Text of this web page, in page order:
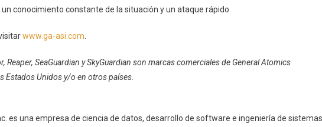
conocimiento constante de la situación y un ataque rápido.
www.ga-asi.com
Reaper, SeaGuardian y SkyGuardian son marcas comerciales de General Atomics
Estados Unidos y/o en otros países.
es una empresa de ciencia de datos, desarrollo de software e ingeniería de sistemas